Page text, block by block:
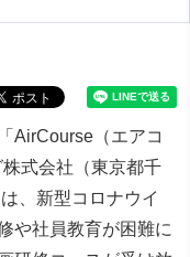
AirCourse（エアコ
式会社（東京都千
、新型コロナウイ
や社員教育が困難に